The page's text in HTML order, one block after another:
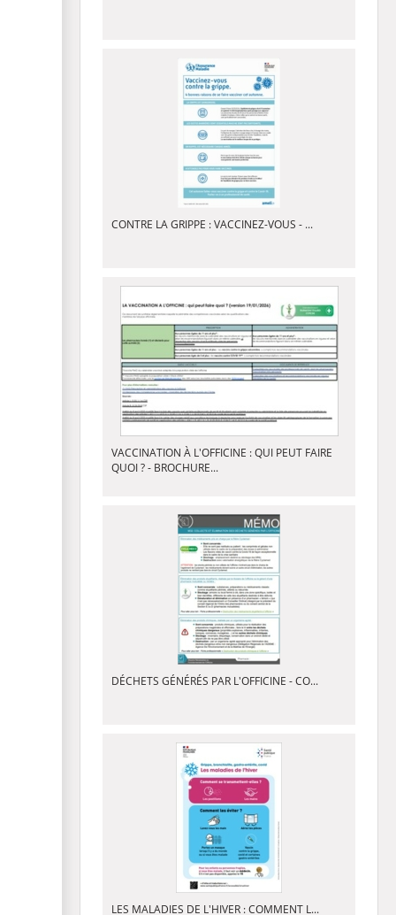
CONTRE LA GRIPPE : VACCINEZ-VOUS - ...
VACCINATION À L'OFFICINE : QUI PEUT FAIRE
QUOI ? - BROCHURE...
DÉCHETS GÉNÉRÉS PAR L'OFFICINE - CO...
LES MALADIES DE L'HIVER : COMMENT L...